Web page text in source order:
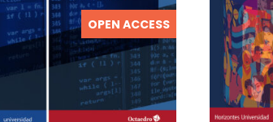
OPEN ACCESS